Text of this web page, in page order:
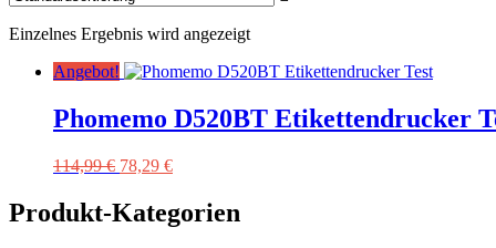
Einzelnes Ergebnis wird angezeigt
Angebot!
Phomemo D520BT Etikettendrucker
114,99€ Ursprünglicher
war:
114,99 €
78,29 €Aktueller
ist:
78,29 €.
Produkt-Kategorien